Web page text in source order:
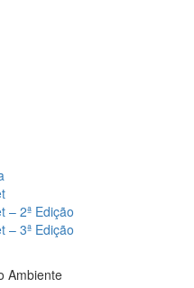
– 2ª Edição
– 3ª Edição
Ambiente